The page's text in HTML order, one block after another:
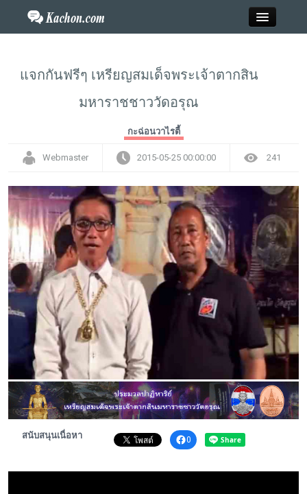
วาไรตี้
ไลฟ์สไตล์
สังคมออนไลน์
พระดอทกะฉ่อน
กะฉ่อนช้อปปิ้ง
ติดต่อ
แจกกันฟรีๆ เหรียญสมเด็จพระเจ้าตากสิน
มหาราชชาววัดอรุณ
กะฉ่อนวาไรตี้
Webmaster 2015-05-25 00:00:00 241
สนับสนุนเนื่อหา 0